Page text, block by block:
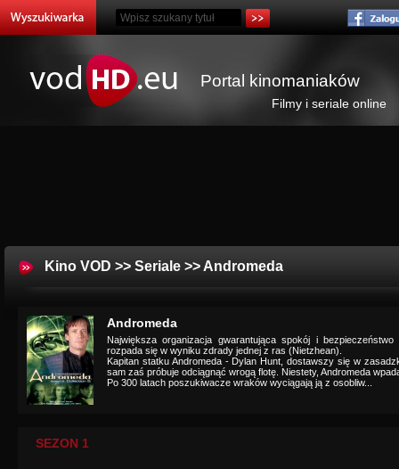
Portal kinomaniaków
Filmy i seriale online
Kino VOD >> Seriale >> Andromeda
Andromeda
Największa organizacja gwarantująca spokój i
rozpada się w wyniku zdrady jednej z ras (Nietzhean).
Kapitan statku Andromeda - Dylan Hunt, dostawszy się w
sam zaś próbuje odciągnąć wrogą flotę. Niestety, Andromeda
Po 300 latach poszukiwacze wraków wyciągają ją z osobliw...
SEZON 1